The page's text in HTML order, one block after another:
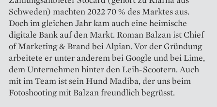
Schweden) machten 2022 70 % des Marktes aus.
Doch im gleichen Jahr kam auch eine heimische
digitale Bank auf den Markt. Roman Balzan ist Chief
of Marketing & Brand bei Alpian. Vor der Gründung
arbeitete er unter anderem bei Google und bei Lime,
dem Unternehmen hinter den Leih-Scootern. Auch
mit im Team ist sein Hund Madiba, der uns beim
Fotoshooting mit Balzan freundlich begrüsst.